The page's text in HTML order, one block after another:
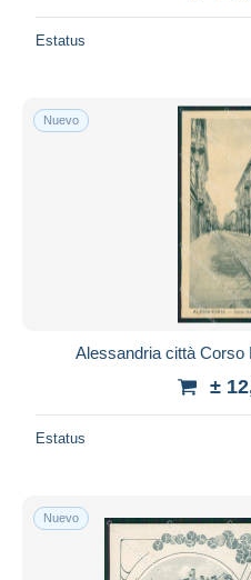
Estatus
Nuevo
Alessandria città Corso
±
Estatus
Nuevo